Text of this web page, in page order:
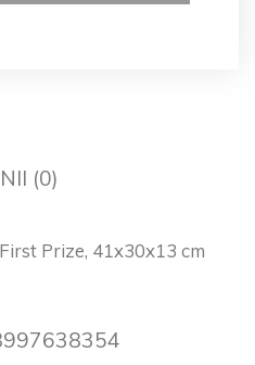
(0)
Prize, 41x30x13 cm